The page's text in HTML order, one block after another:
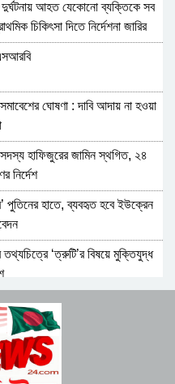
দুর্ঘটনায় আহত যেকোনো ব্যক্তিকে সব
চিকিৎসা দিতে নির্দেশনা জারির
ঘোষণা : দাবি আদায় না হওয়া
হাফিজুরের জামিন স্থগিত, ২৪
নির্দেশ
পুতিনের হাতে, ব্যবহৃত হবে ইউক্রেন
‘ত্রুটি’র বিষয়ে মুক্তিযুদ্ধ
প্রণালির ট্রাফিকের নিয়ন্ত্রণ পেতে
দিবস পালিত